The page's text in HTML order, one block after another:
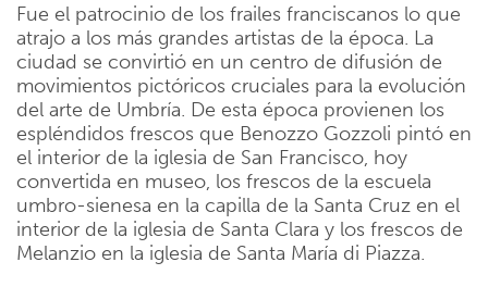
Fue el patrocinio de los frailes franciscanos lo que
atrajo a los más grandes artistas de la época. La
ciudad se convirtió en un centro de difusión de
movimientos pictóricos cruciales para la evolución
del arte de Umbría. De esta época provienen los
espléndidos frescos que Benozzo Gozzoli pintó en
el interior de la iglesia de San Francisco, hoy
convertida en museo, los frescos de la escuela
umbro-sienesa en la capilla de la Santa Cruz en el
interior de la iglesia de Santa Clara y los frescos de
Melanzio en la iglesia de Santa María di Piazza.